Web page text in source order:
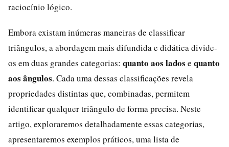
raciocínio lógico.
Embora existam inúmeras maneiras de classificar
triângulos, a abordagem mais difundida e didática divide-
os em duas grandes categorias: quanto aos lados e quanto
aos ângulos. Cada uma dessas classificações revela
propriedades distintas que, combinadas, permitem
identificar qualquer triângulo de forma precisa. Neste
artigo, exploraremos detalhadamente essas categorias,
apresentaremos exemplos práticos, uma lista de